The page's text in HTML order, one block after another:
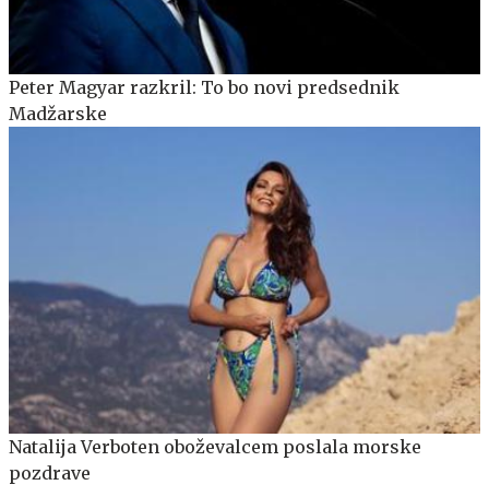
Peter Magyar razkril: To bo novi predsednik
Madžarske
Natalija Verboten oboževalcem poslala morske
pozdrave